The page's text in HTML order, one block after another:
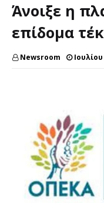
Άνοιξε η
επίδομα
Newsroom